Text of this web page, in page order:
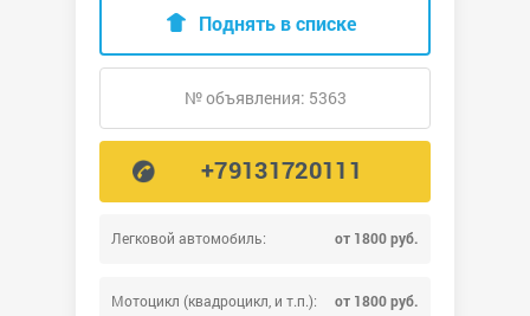
Легковой автомобиль: от 1800 руб.
Мотоцикл (квадроцикл, и т.п.): от 1800 руб.
Поднять в списке
№ объявления: 5363
+79131720111